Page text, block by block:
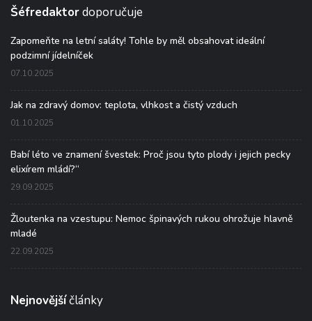
Šéfredaktordoporučuje
Zapomeňte na letní saláty! Tohle by měl obsahovat ideální
podzimní jídelníček
07.10.2025
Jak na zdravý domov: teplota, vlhkost a čistý vzduch
01.10.2025
Babí léto ve znamení švestek: Proč jsou tyto plody i jejich pecky
elixírem mládí?“
29.09.2025
Žloutenka na vzestupu: Nemoc špinavých rukou ohrožuje hlavně
mladé
22.09.2025
Nejnovějšíčlánky